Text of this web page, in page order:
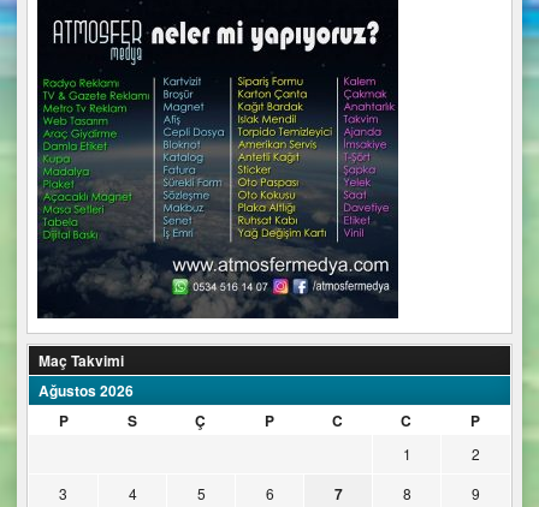
Maç Takvimi
Ağustos 2026
P
S Ç P C C P
1
2
3
4 5 6 7 8
9